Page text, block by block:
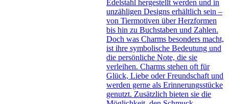
Edelstahl hergestellt werden und in
unzähligen Designs erhältlich sein –
von Tiermotiven über Herzformen
bis hin zu Buchstaben und Zahlen.
Doch was Charms besonders macht,
ist ihre symbolische Bedeutung und
die persönliche Note, die sie
verleihen. Charms stehen oft für
Glück, Liebe oder Freundschaft und
werden gerne als Erinnerungsstücke
genutzt. Zusätzlich bieten sie die